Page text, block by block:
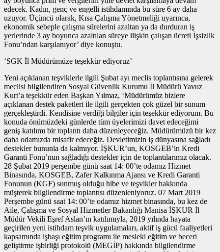
edecek. Kadın, genç ve engelli istihdamında bu süre 6 ay daha
uzuyor. Üçüncü olarak, Kısa Çalışma Yönetmeliği uyarınca,
ekonomik sebeple çalışma sürelerini azaltan ya da durduran iş
yerlerinde 3 ay boyunca azaltılan süreye ilişkin çalışan ücreti İşsizlik
Fonu’ndan karşılanıyor’ diye konuştu.
‘SGK İl Müdürümüze teşekkür ediyoruz’
Yeni açıklanan teşviklerle ilgili Şubat ayı meclis toplantısına gelerek
meclisi bilgilendiren Sosyal Güvenlik Kurumu İl Müdürü Yavuz
Kurt’a teşekkür eden Başkan Yılmaz, ‘Müdürümüz bizlere
açıklanan destek paketleri ile ilgili gerçekten çok güzel bir sunum
gerçekleştirdi. Kendisine verdiği bilgiler için teşekkür ediyorum. Bu
konuda önümüzdeki günlerde tüm üyelerimizi davet edeceğimi
geniş katılımı bir toplantı daha düzenleyeceğiz. Müdürümüzü bir kez
daha odamızda misafir edeceğiz. Devletimizin iş dünyasına sağladı
destekler bununla da kalmıyor. İŞKUR’un, KOSGEB’in Kredi
Garanti Fonu’nun sağladığı destekler için de toplantılarımız olacak.
28 Şubat 2019 perşembe günü saat 14: 00’te odamız Hizmet
Binasında, KOSGEB, Zafer Kalkınma Ajansı ve Kredi Garanti
Fonunun (KGF) sunmuş olduğu hibe ve teşvikler hakkında
müşterek bilgilendirme toplantısı düzenleniyoruz. 07 Mart 2019
Perşembe günü saat 14: 00’te odamız hizmet binasında, bu kez de
Aile, Çalışma ve Sosyal Hizmetler Bakanlığı Manisa İŞKUR İl
Müdür Vekili Eşref Aslan’ın katılımıyla, 2019 yılında hayata
geçirilen yeni istihdam teşvik uygulamaları, aktif iş gücü faaliyetleri
kapsamında işbaşı eğitim programı ile mesleki eğitim ve beceri
geliştirme işbirliği protokolü (MEGİP) hakkında bilgilendirme